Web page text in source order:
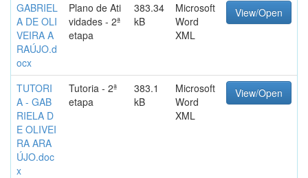
GABRIEL
A DE OLI
VEIRA A
RAÚJO.d
ocx
Plano de Ati
vidades - 2ª
etapa
383.34
kB
Microsoft
Word
XML
View/Open
TUTORI
A - GAB
RIELA D
E OLIVEI
RA ARA
ÚJO.doc
x
Tutoria - 2ª
etapa
383.1
kB
Microsoft
Word
XML
View/Open